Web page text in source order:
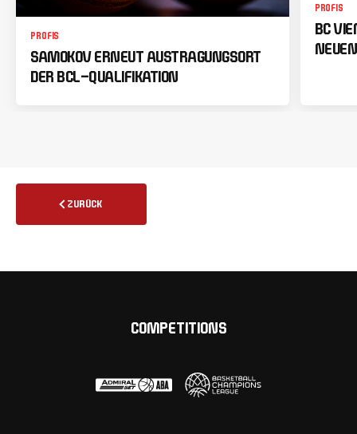
PROFIS
SAMOKOV ERNEUT AUSTRAGUNGSORT
DER BCL-QUALIFIKATION
PROFIS
BC
ZURÜCK
COMPETITIONS